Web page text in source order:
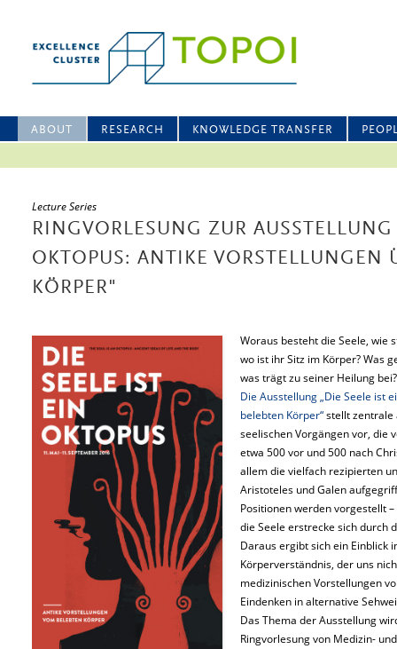
ABOUT RESEARCH KNOWLEDGE TRANSFER
Lecture Series
RINGVORLESUNG ZUR
OKTOPUS: ANTIKE VORSTELLUNGEN
KÖRPER"
Woraus besteht die Seele, wie
wo ist ihr Sitz im Körper? Was
was trägt zu seiner Heilung bei?
Die Ausstellung „Die Seele ist
belebten Körper“stellt zentrale
seelischen Vorgängen vor, die
etwa 500 vor und 500 nach
allem die vielfach rezipierten
Aristoteles und Galen
Positionen werden vorgestellt
die Seele erstrecke sich durch
Daraus ergibt sich ein Einblick
Körperverständnis, der uns
medizinischen Vorstellungen
Eindenken in alternative
Das Thema der Ausstellung
Ringvorlesung von Medizin-